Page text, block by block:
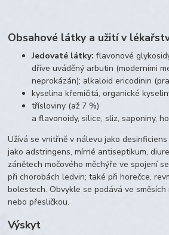
Obsahové látky a užití v
Jedovaté látky: flavonové
dříve uváděný arbutin (moderními
neprokázán); alkaloid ericodinin
kyselina křemičitá, organické
třísloviny (až 7 %)
a flavonoidy, silice, sliz, saponiny,
Užívá se vnitřně v nálevu jako
jako adstringens, mírné antiseptikum,
zánětech močového měchýře ve spojení
při chorobách ledvin; také při horečce,
bolestech. Obvykle se podává ve
nebo přesličkou.
Výskyt